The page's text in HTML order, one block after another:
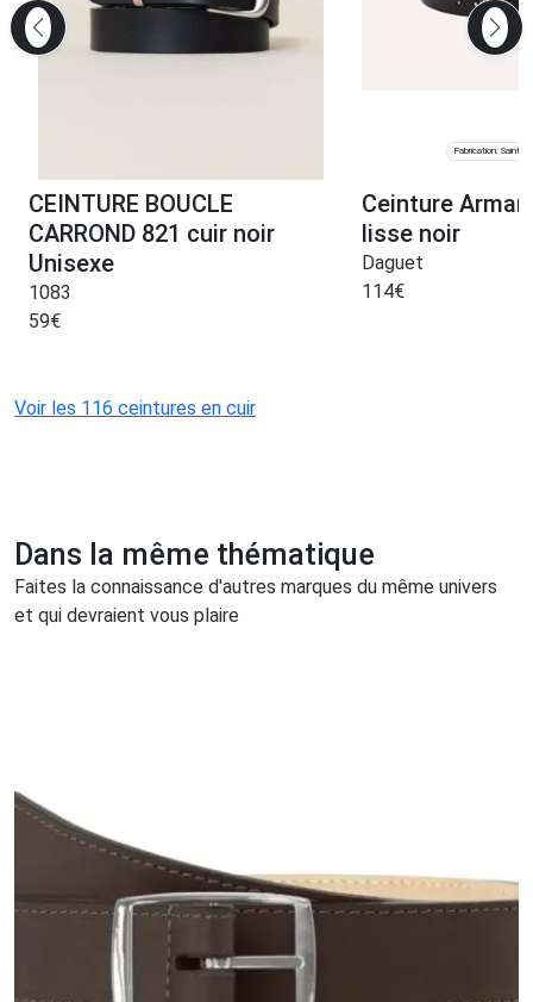
CEINTURE BOUCLE
CARROND 821 cuir noir
Unisexe
1083
59€
Fabrication: Saint-
Ceinture
lisse noir
Daguet
114€
Voir les 116 ceintures en cuir
Dans la même thématique
Faites la connaissance d'autres marques du même univers
et qui devraient vous plaire